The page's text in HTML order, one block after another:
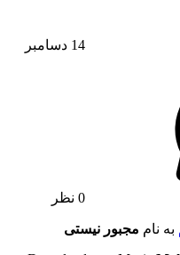
14 دسامبر
به نام مجبور نیستی